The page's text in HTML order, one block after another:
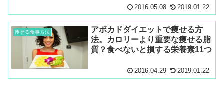
2016.05.08 2019.01.22
痩せる食事方法
アボカドダイエットで痩せる方
法。カロリーより重要な痩せる脂
質？食べないと損する栄養素11つ
2016.04.29 2019.01.22